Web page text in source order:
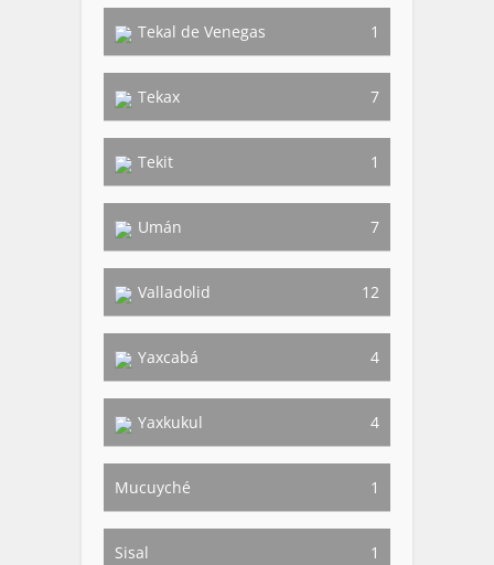
Tekal de Venegas 1
Tekax 7
Tekit 1
Umán 7
Valladolid 12
Yaxcabá 4
Yaxkukul 4
Mucuyché 1
Sisal 1